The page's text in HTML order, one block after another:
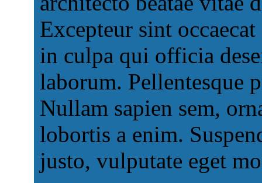
Excepteur sint
in culpa qui officia
laborum. Pellentesque
Nullam sapien sem,
lobortis a enim.
justo, vulputate eget